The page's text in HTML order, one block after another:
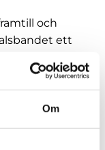
Om
och
ett
tydlig
mellan
låset.